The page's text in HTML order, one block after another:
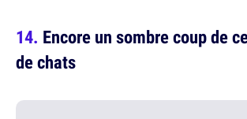
Encore un sombre coup de
de chats